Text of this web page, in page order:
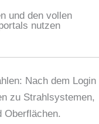
und den vollen
nutzen
Nach dem Login
zu Strahlsystemen,
Oberflächen.